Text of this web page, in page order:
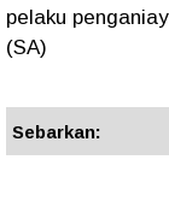
pelaku
(SA)
Sebarkan: